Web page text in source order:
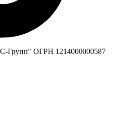
ОГРН 1214000000587